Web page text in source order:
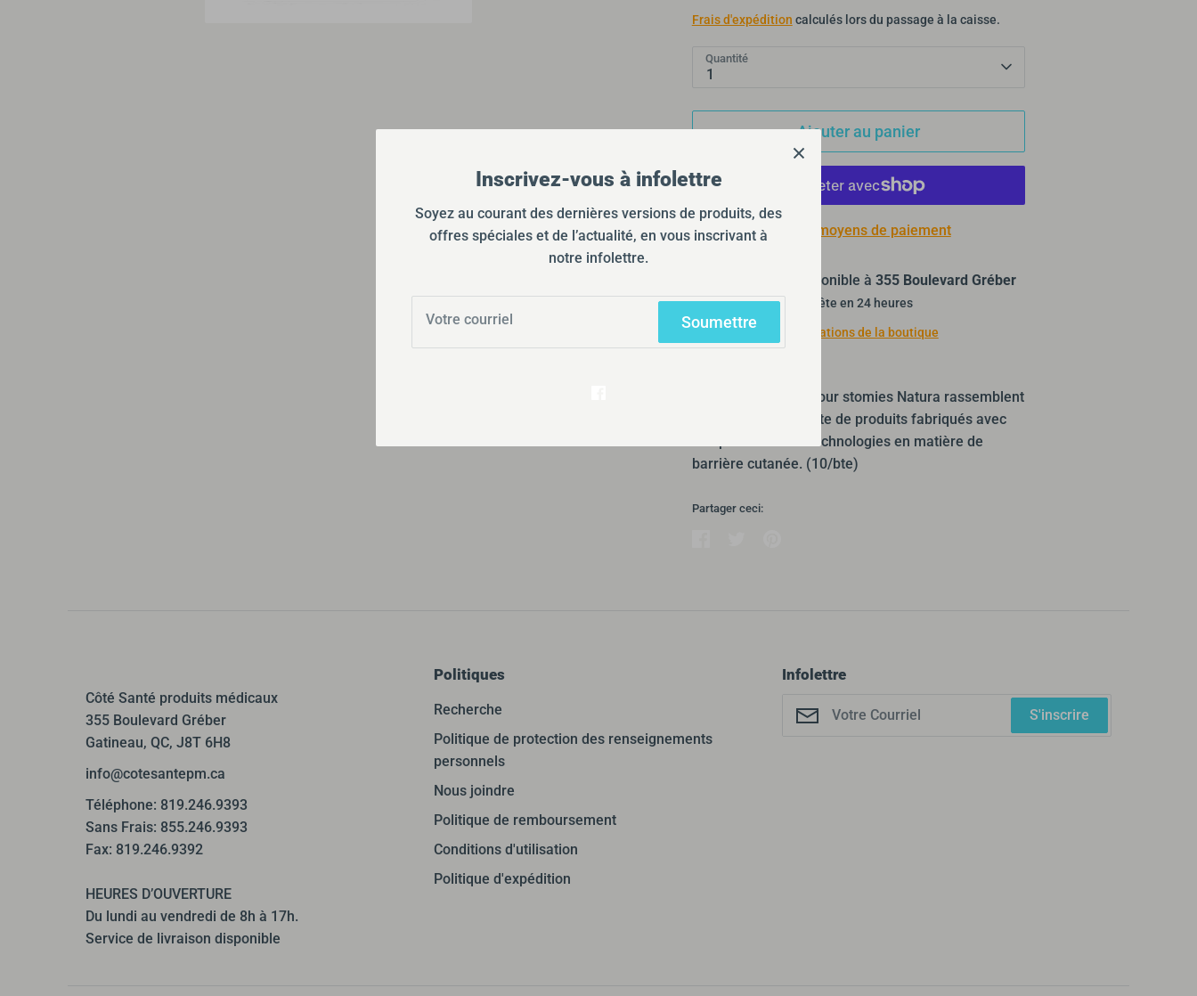
Frais d'expédition calculés lors du passage à la caisse.
Quantité
1
Ajouter au panier
Plus de moyens de paiement
Ramassage disponible à 355 Boulevard Gréber
Habituellement prête en 24 heures
Afficher les informations de la boutique
Les appareillages pour stomies Natura rassemblent
une gamme complète de produits fabriqués avec
nos plus récentes technologies en matière de
barrière cutanée. (10/bte)
Partager ceci:
Côté Santé produits médicaux
355 Boulevard Gréber
Gatineau, QC, J8T 6H8
info@cotesantepm.ca
Téléphone: 819.246.9393
Sans Frais: 855.246.9393
Fax: 819.246.9392
HEURES D’OUVERTURE
Du lundi au vendredi de 8h à 17h.
Service de livraison disponible
Politiques
Recherche
Politique de protection des renseignements
personnels
Nous joindre
Politique de remboursement
Conditions d'utilisation
Politique d'expédition
Infolettre
S'inscrire
Inscrivez-vous à infolettre
Soyez au courant des dernières versions de produits, des
offres spéciales et de l’actualité, en vous inscrivant à
notre infolettre.
Soumettre